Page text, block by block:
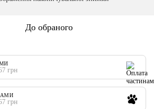
До обраного
грн
грн